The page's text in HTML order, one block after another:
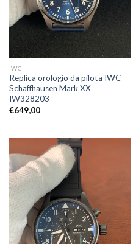
IWC
Replica orologio da pilota IWC
Schaffhausen Mark XX
IW328203
€649,00